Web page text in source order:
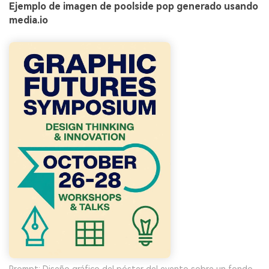
Ejemplo de imagen de poolside pop generado usando
media.io